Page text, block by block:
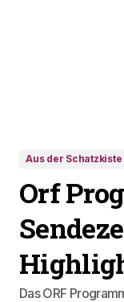
Aus der Schatzkiste
Orf
Das ORF